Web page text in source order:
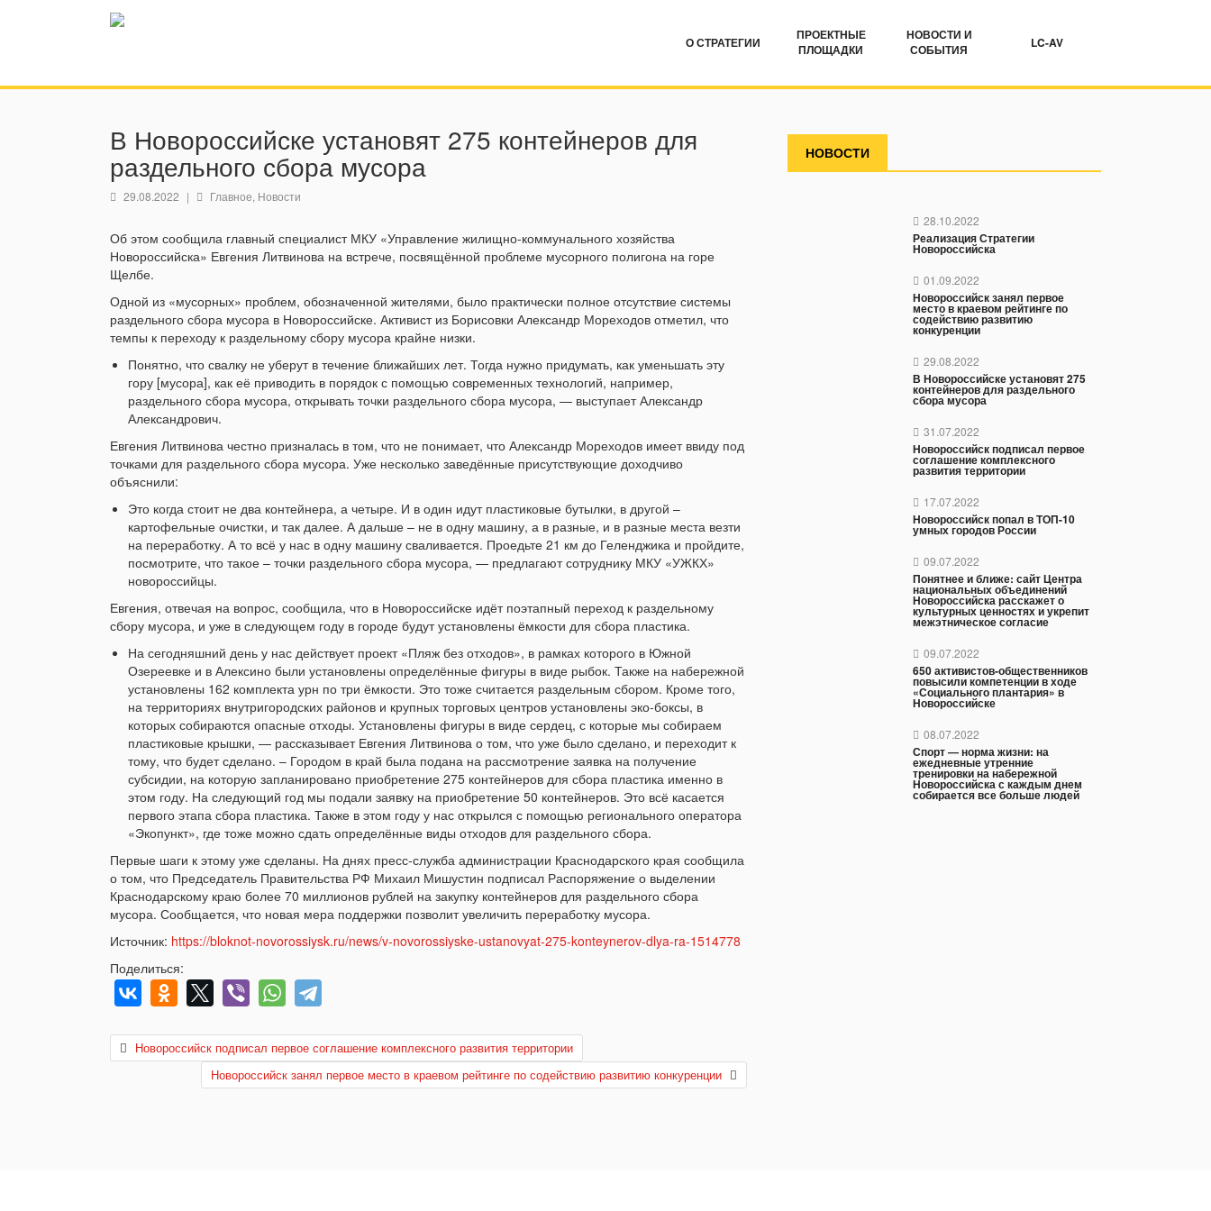
LC-AV
НОВОСТИ И
СОБЫТИЯ
ПРОЕКТНЫЕ
ПЛОЩАДКИ
О СТРАТЕГИИ
В Новороссийске установят 275 контейнеров для
раздельного сбора мусора
29.08.2022 | Главное, Новости
Об этом сообщила главный специалист МКУ «Управление жилищно-коммунального хозяйства
Новороссийска» Евгения Литвинова на встрече, посвящённой проблеме мусорного полигона на горе
Щелбе.
Одной из «мусорных» проблем, обозначенной жителями, было практически полное отсутствие системы
раздельного сбора мусора в Новороссийске. Активист из Борисовки Александр Мореходов отметил, что
темпы к переходу к раздельному сбору мусора крайне низки.
Понятно, что свалку не уберут в течение ближайших лет. Тогда нужно придумать, как уменьшать эту
гору [мусора], как её приводить в порядок с помощью современных технологий, например,
раздельного сбора мусора, открывать точки раздельного сбора мусора, — выступает Александр
Александрович.
Евгения Литвинова честно призналась в том, что не понимает, что Александр Мореходов имеет ввиду под
точками для раздельного сбора мусора. Уже несколько заведённые присутствующие доходчиво
объяснили:
Это когда стоит не два контейнера, а четыре. И в один идут пластиковые бутылки, в другой –
картофельные очистки, и так далее. А дальше – не в одну машину, а в разные, и в разные места везти
на переработку. А то всё у нас в одну машину сваливается. Проедьте 21 км до Геленджика и пройдите,
посмотрите, что такое – точки раздельного сбора мусора, — предлагают сотруднику МКУ «УЖКХ»
новороссийцы.
Евгения, отвечая на вопрос, сообщила, что в Новороссийске идёт поэтапный переход к раздельному
сбору мусора, и уже в следующем году в городе будут установлены ёмкости для сбора пластика.
На сегодняшний день у нас действует проект «Пляж без отходов», в рамках которого в Южной
Озереевке и в Алексино были установлены определённые фигуры в виде рыбок. Также на набережной
установлены 162 комплекта урн по три ёмкости. Это тоже считается раздельным сбором. Кроме того,
на территориях внутригородских районов и крупных торговых центров установлены эко-боксы, в
которых собираются опасные отходы. Установлены фигуры в виде сердец, с которые мы собираем
пластиковые крышки, — рассказывает Евгения Литвинова о том, что уже было сделано, и переходит к
тому, что будет сделано. – Городом в край была подана на рассмотрение заявка на получение
субсидии, на которую запланировано приобретение 275 контейнеров для сбора пластика именно в
этом году. На следующий год мы подали заявку на приобретение 50 контейнеров. Это всё касается
первого этапа сбора пластика. Также в этом году у нас открылся с помощью регионального оператора
«Экопункт», где тоже можно сдать определённые виды отходов для раздельного сбора.
Первые шаги к этому уже сделаны. На днях пресс-служба администрации Краснодарского края сообщила
о том, что Председатель Правительства РФ Михаил Мишустин подписал Распоряжение о выделении
Краснодарскому краю более 70 миллионов рублей на закупку контейнеров для раздельного сбора
мусора. Сообщается, что новая мера поддержки позволит увеличить переработку мусора.
Источник: https://bloknot-novorossiysk.ru/news/v-novorossiyske-ustanovyat-275-konteynerov-dlya-ra-1514778
Поделиться:
Новороссийск подписал первое соглашение комплексного развития территории
Новороссийск занял первое место в краевом рейтинге по содействию развитию конкуренции
НОВОСТИ
Реализация Стратегии
Новороссийска
28.10.2022
Новороссийск занял первое
место в краевом рейтинге по
содействию развитию
конкуренции
01.09.2022
В Новороссийске установят 275
контейнеров для раздельного
сбора мусора
29.08.2022
Новороссийск подписал первое
соглашение комплексного
развития территории
31.07.2022
Новороссийск попал в ТОП-10
умных городов России
17.07.2022
Понятнее и ближе: сайт Центра
национальных объединений
Новороссийска расскажет о
культурных ценностях и укрепит
межэтническое согласие
09.07.2022
650 активистов-общественников
повысили компетенции в ходе
«Социального плантария» в
Новороссийске
09.07.2022
Спорт — норма жизни: на
ежедневные утренние
тренировки на набережной
Новороссийска с каждым днем
собирается все больше людей
08.07.2022